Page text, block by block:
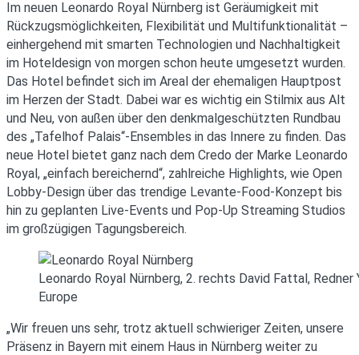
Im neuen Leonardo Royal Nürnberg ist Geräumigkeit mit
Rückzugsmöglichkeiten, Flexibilität und Multifunktionalität –
einhergehend mit smarten Technologien und Nachhaltigkeit
im Hoteldesign von morgen schon heute umgesetzt wurden.
Das Hotel befindet sich im Areal der ehemaligen Hauptpost
im Herzen der Stadt. Dabei war es wichtig ein Stilmix aus Alt
und Neu, von außen über den denkmalgeschützten Rundbau
des „Tafelhof Palais“-Ensembles in das Innere zu finden. Das
neue Hotel bietet ganz nach dem Credo der Marke Leonardo
Royal, „einfach bereichernd“, zahlreiche Highlights, wie Open
Lobby-Design über das trendige Levante-Food-Konzept bis
hin zu geplanten Live-Events und Pop-Up Streaming Studios
im großzügigen Tagungsbereich.
Leonardo Royal Nürnberg, 2. rechts David Fattal,
Europe
„Wir freuen uns sehr, trotz aktuell schwieriger Zeiten, unsere
Präsenz in Bayern mit einem Haus in Nürnberg weiter zu